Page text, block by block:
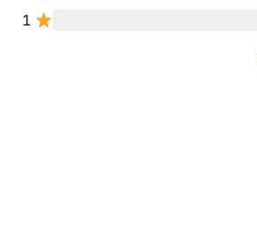
1